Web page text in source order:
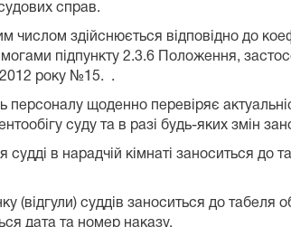
справ.
числом здійснюється відповідно до
підпункту 2.3.6 Положення,
року №15. .
персоналу щоденно перевіряє
суду та в разі будь-яких змін
в нарадчій кімнаті заноситься
(відгули) суддів заноситься до табеля
дата та номер наказу.